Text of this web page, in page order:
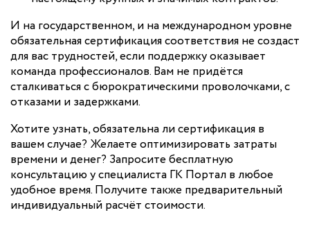
И на государственном, и на международном уровне
обязательная сертификация соответствия не создаст
для вас трудностей, если поддержку оказывает
команда профессионалов. Вам не придётся
сталкиваться с бюрократическими проволочками, с
отказами и задержками.
Хотите узнать, обязательна ли сертификация в
вашем случае? Желаете оптимизировать затраты
времени и денег? Запросите бесплатную
консультацию у специалиста ГК Портал в любое
удобное время. Получите также предварительный
индивидуальный расчёт стоимости.